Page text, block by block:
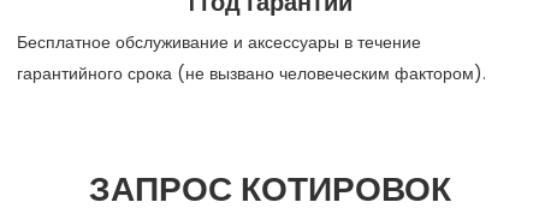
Бесплатное обслуживание и аксессуары в течение
гарантийного срока (не вызвано человеческим фактором).
ЗАПРОС КОТИРОВОК